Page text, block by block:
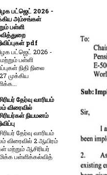
பட்ஜெட் 2026 -
அம்சங்கள்
பள்ளி
pdf
பட்ஜெட் 2026 -
பள்ளி
நிதி நிலை
முக்கிய
தேர்வு வாரியம்
விரைவில்
நியமனம்
தேர்வு வாரி​யம்
விரை​வில் 2 ஆயிரம்
மற்​றும் ஆசிரியர்
பள்​ளிக்​கல்​வித்​